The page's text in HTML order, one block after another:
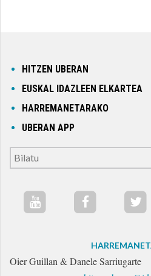
HITZEN UBERAN
EUSKAL IDAZLEEN ELKARTEA
HARREMANETARAKO
UBERAN APP
Oier Guillan & Danele Sarriugarte